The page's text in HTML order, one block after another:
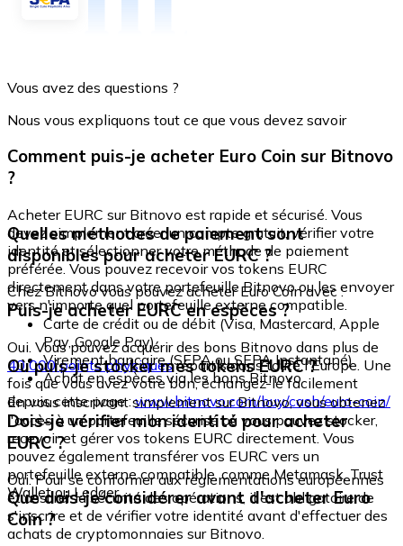
Vous avez des questions ?
Nous vous expliquons tout ce que vous devez savoir
Comment puis-je acheter Euro Coin sur Bitnovo
?
Acheter EURC sur Bitnovo est rapide et sécurisé. Vous
devez simplement créer un compte gratuit, vérifier votre
identité et sélectionner votre méthode de paiement
préférée. Vous pouvez recevoir vos tokens EURC
directement dans votre portefeuille Bitnovo ou les envoyer
vers n'importe quel portefeuille externe compatible.
Quelles méthodes de paiement sont
disponibles pour acheter EURC ?
Chez Bitnovo vous pouvez acheter Euro Coin avec :
Carte de crédit ou de débit (Visa, Mastercard, Apple
Pay, Google Pay)
Virement bancaire (SEPA ou SEPA Instantané)
Achat en espèces via les bons Bitnovo
Puis-je acheter EURC en espèces ?
Oui. Vous pouvez acquérir des bons Bitnovo dans plus de
40 000 points physiquesrépartis dans toute l'Europe. Une
fois que vous avez votre bon, échangez-le facilement
depuis cette page :www.bitnovo.com/buy/cash/euro-coin/
Où puis-je stocker mes tokens EURC ?
En vous inscrivant simplement sur Bitnovo, vous obtenez
l'accès à un portefeuille sécurisé où vous pouvez stocker,
recevoir et gérer vos tokens EURC directement. Vous
pouvez également transférer vos EURC vers un
portefeuille externe compatible, comme Metamask, Trust
Wallet ou Ledger.
Dois-je vérifier mon identité pour acheter
EURC ?
Oui. Pour se conformer aux réglementations européennes
et assurer la sécurité des opérations, il est obligatoire de
s'inscrire et de vérifier votre identité avant d'effectuer des
achats de cryptomonnaies sur Bitnovo.
Que dois-je considérer avant d'acheter Euro
Coin ?